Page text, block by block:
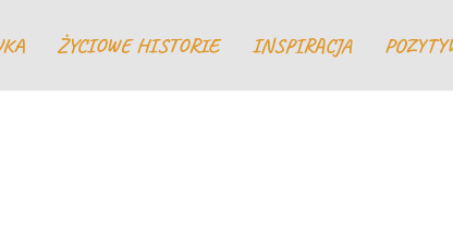
ŻYCIOWE HISTORIE INSPIRACJA